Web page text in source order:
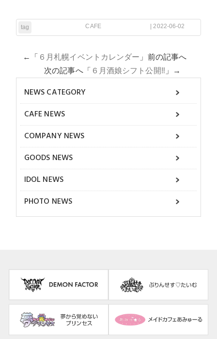
tag CAFE | 2022-06-02
←「 ６月札幌イベントカレンダー 」前の記事へ
次の記事へ「 ６月酒娘シフト公開‼ 」→
NEWS CATEGORY
CAFE NEWS
COMPANY NEWS
GOODS NEWS
IDOL NEWS
PHOTO NEWS